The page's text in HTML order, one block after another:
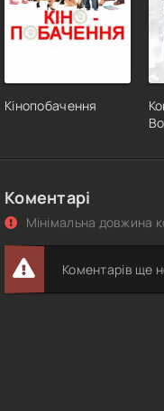
Кінопобачення
Коментарі
Мінімальна довжина
Коментарів ще